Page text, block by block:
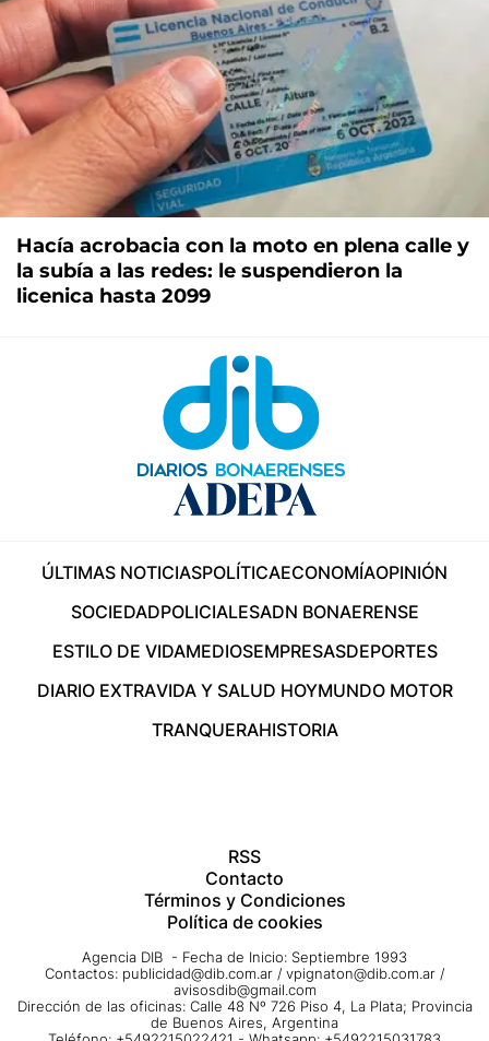
Hacía acrobacia con la moto en plena calle y
la subía a las redes: le suspendieron la
licenica hasta 2099
ÚLTIMAS NOTICIASPOLÍTICAECONOMÍAOPINIÓN
SOCIEDADPOLICIALESADN BONAERENSE
ESTILO DE VIDAMEDIOSEMPRESASDEPORTES
DIARIO EXTRAVIDA Y SALUD HOYMUNDO MOTOR
TRANQUERAHISTORIA
RSS
Contacto
Términos y Condiciones
Política de cookies
Agencia DIB - Fecha de Inicio: Septiembre 1993
Contactos: publicidad@dib.com.ar / vpignaton@dib.com.ar /
avisosdib@gmail.com
Dirección de las oficinas: Calle 48 Nº 726 Piso 4, La Plata; Provincia
de Buenos Aires, Argentina